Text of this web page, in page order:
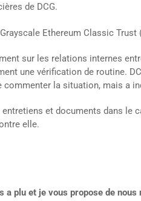
de DCG.
sur les relations internes
une vérification de routine.
commenter la situation, mais
et documents dans le
elle.
plu et je vous propose de